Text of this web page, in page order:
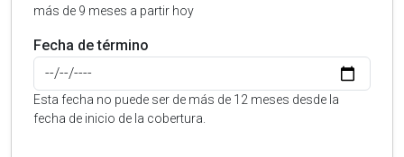
más de 9 meses a partir hoy
Fecha de término
Esta fecha no puede ser de más de 12 meses desde la
fecha de inicio de la cobertura.